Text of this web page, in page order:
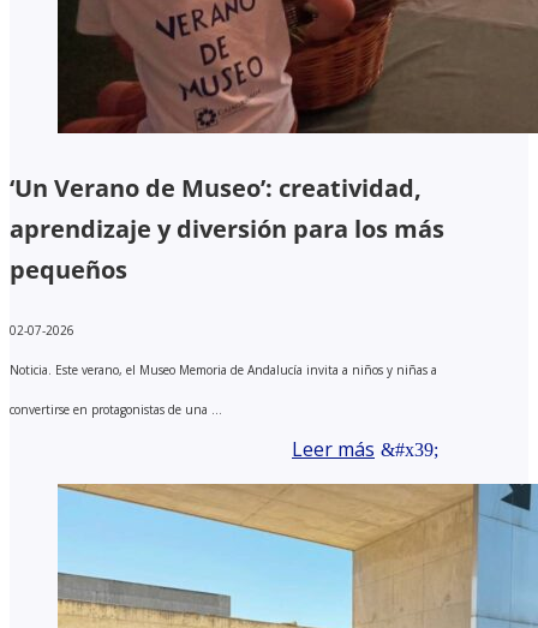
‘Un Verano de Museo’: creatividad,
aprendizaje y diversión para los más
pequeños
02-07-2026
Noticia. Este verano, el Museo Memoria de Andalucía invita a niños y niñas a
convertirse en protagonistas de una ...
Leer más